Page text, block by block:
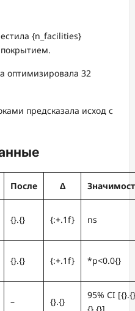
{n_facilities}
оптимизировала 32
предсказала исход с
После Δ
{}.{} {:+.1f} ns
{}.{} {:+.1f} *p<0.0{}
– {}.{}
95% CI